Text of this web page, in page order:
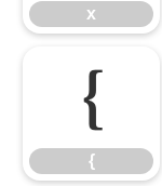
x
{
{